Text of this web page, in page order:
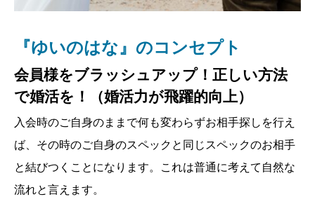
『ゆいのはな』のコンセプト
会員様をブラッシュアップ！正しい方法
で婚活を！（婚活力が飛躍的向上）
入会時のご自身のままで何も変わらずお相手探しを行え
ば、その時のご自身のスペックと同じスペックのお相手
と結びつくことになります。これは普通に考えて自然な
流れと言えます。
選ばれる理由
少人数担当専任制でのきめ細やかなサービ
ス、最高のあなたを演出するプロデュー
ス力、独自のノウハウ・メソッドにより
効果的な婚活を展開します。
結婚相談所『ゆいのはな』は、少人数担当専任制により
丁寧できめ細かなサポートを行います。トータルプロデ